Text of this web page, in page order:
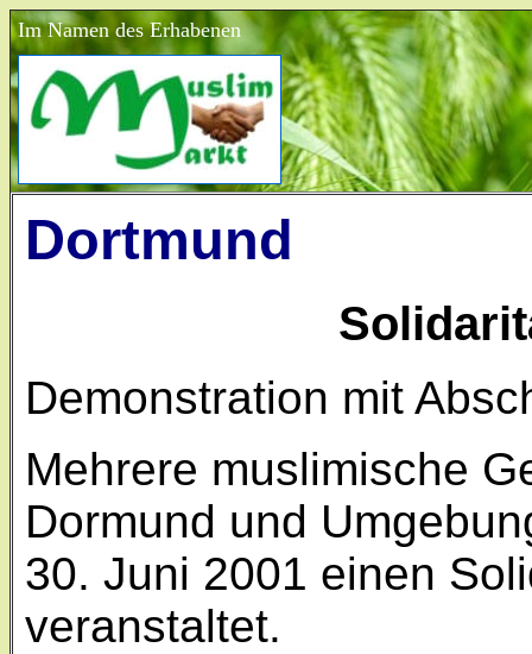
Im Namen des Erhabenen
Dortmund
Demonstration mit
Mehrere muslimische
Dormund und
30. Juni 2001 einen
veranstaltet.